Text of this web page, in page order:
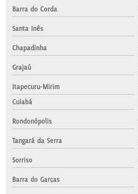
Barra do Corda
Santa Inês
Chapadinha
Grajaú
Itapecuru-Mirim
Cuiabá
Rondonópolis
Tangará da Serra
Sorriso
Barra do Garças